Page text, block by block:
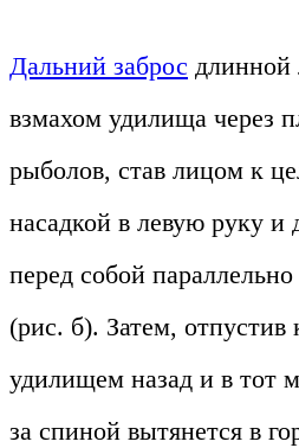
Дальний заброс длинной
взмахом удилища через
рыболов, став лицом к
насадкой в левую руку
перед собой
(рис. б). Затем, отпустив
удилищем назад и в тот
за спиной вытянется в